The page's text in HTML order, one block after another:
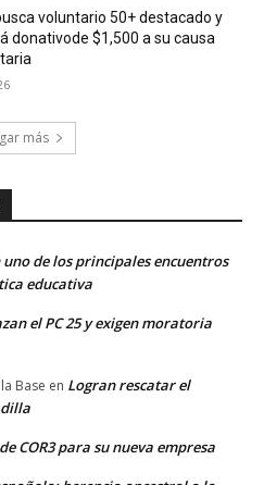
voluntario 50+ destacado y
donativode $1,500 a su causa
más
uno de los principales encuentros
educativa
el PC 25 y exigen moratoria
Base en Logran rescatar el
COR3 para su nueva empresa